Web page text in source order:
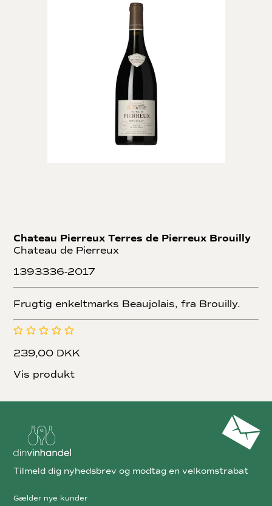
Chateau Pierreux Terres de Pierreux Brouilly
Chateau de Pierreux
1393336-2017
Frugtig enkeltmarks Beaujolais, fra Brouilly.
239,00 DKK
Vis produkt
Tilmeld dig nyhedsbrev og modtag en velkomstrabat
Gælder nye kunder